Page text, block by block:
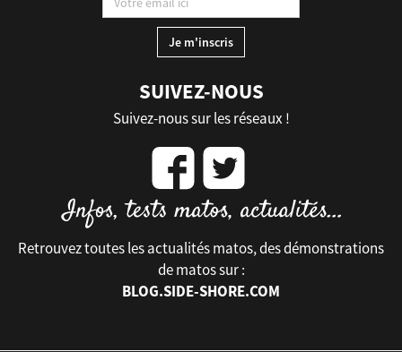
SUIVEZ-NOUS
Suivez-nous sur les réseaux !
Retrouvez toutes les actualités matos, des démonstrations
de matos sur :
BLOG.SIDE-SHORE.COM